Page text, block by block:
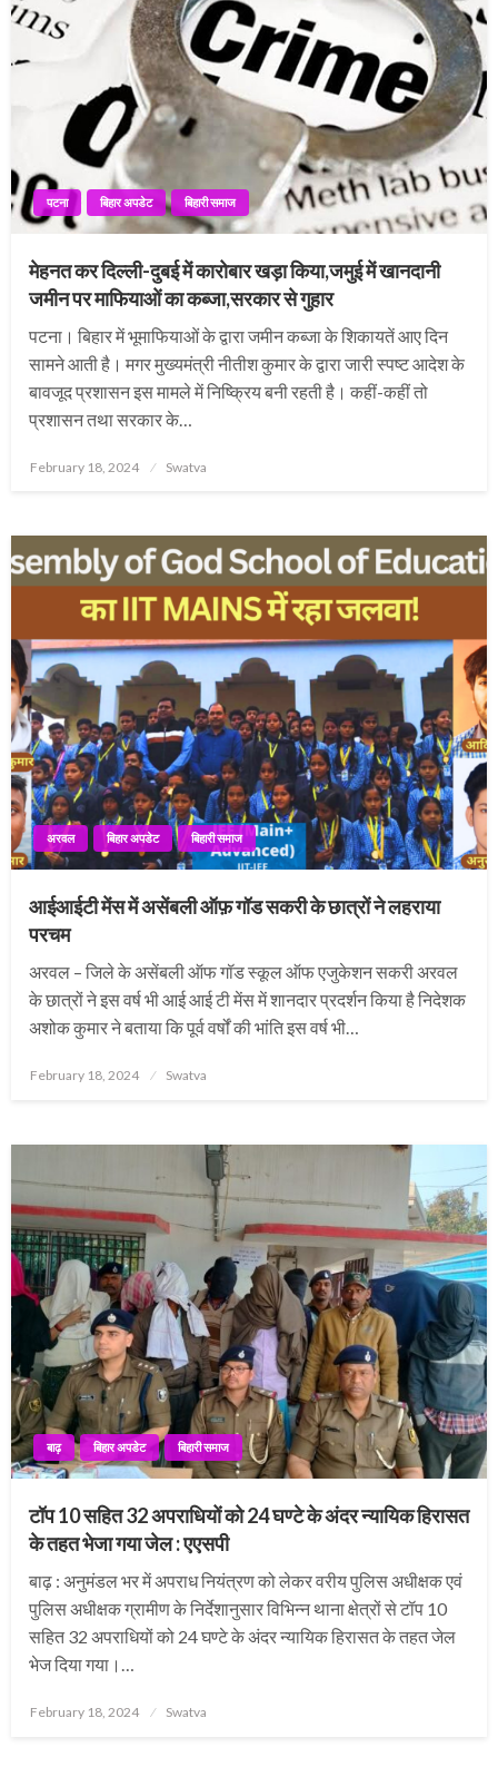
पटना बिहार अपडेट बिहारी समाज
मेहनत कर दिल्ली-दुबई में कारोबार खड़ा किया,जमुई में खानदानी
जमीन पर माफियाओं का कब्जा,सरकार से गुहार
पटना। बिहार में भूमाफियाओं के द्वारा जमीन कब्जा के शिकायतें आए दिन
सामने आती है। मगर मुख्यमंत्री नीतीश कुमार के द्वारा जारी स्पष्ट आदेश के
बावजूद प्रशासन इस मामले में निष्क्रिय बनी रहती है। कहीं-कहीं तो
प्रशासन तथा सरकार के…
Posted
February 18, 2024 Swatva
अरवल बिहार अपडेट बिहारी समाज
आईआईटी मेंस में असेंबली ऑफ़ गॉड सकरी के छात्रों ने लहराया
परचम
अरवल – जिले के असेंबली ऑफ गॉड स्कूल ऑफ एजुकेशन सकरी अरवल
के छात्रों ने इस वर्ष भी आई आई टी मेंस में शानदार प्रदर्शन किया है निदेशक
अशोक कुमार ने बताया कि पूर्व वर्षों की भांति इस वर्ष भी…
Posted
February 18, 2024 Swatva
बाढ़ बिहार अपडेट बिहारी समाज
टॉप 10 सहित 32 अपराधियों को 24 घण्टे के अंदर न्यायिक हिरासत
के तहत भेजा गया जेल : एएसपी
बाढ़ : अनुमंडल भर में अपराध नियंत्रण को लेकर वरीय पुलिस अधीक्षक एवं
पुलिस अधीक्षक ग्रामीण के निर्देशानुसार विभिन्न थाना क्षेत्रों से टॉप 10
सहित 32 अपराधियों को 24 घण्टे के अंदर न्यायिक हिरासत के तहत जेल
भेज दिया गया।…
Posted
February 18, 2024 Swatva